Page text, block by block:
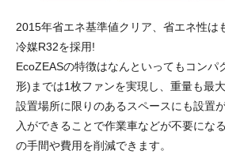
2015年省エネ基準値クリア、省エネ性は
冷媒R32を採用!
EcoZEASの特徴はなんといってもコンパ
形)までは1枚ファンを実現し、重量も最
設置場所に限りのあるスペースにも設置
入ができることで作業車などが不要にな
の手間や費用を削減できます。